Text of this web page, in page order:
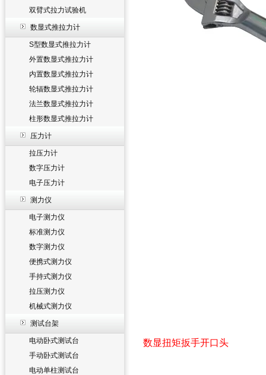
双臂式拉力试验机
数显式推拉力计
S型数显式推拉力计
外置数显式推拉力计
内置数显式推拉力计
轮辐数显式推拉力计
法兰数显式推拉力计
柱形数显式推拉力计
压力计
拉压力计
数字压力计
电子压力计
测力仪
电子测力仪
标准测力仪
数字测力仪
便携式测力仪
手持式测力仪
拉压测力仪
机械式测力仪
测试台架
电动卧式测试台
手动卧式测试台
电动单柱测试台
数显扭矩扳手开口头